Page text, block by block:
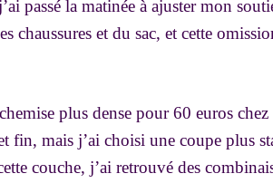
passé la matinée à ajuster mon
chaussures et du sac, et cette
plus dense pour 60 euros
fin, mais j’ai choisi une coupe plus
couche, j’ai retrouvé des